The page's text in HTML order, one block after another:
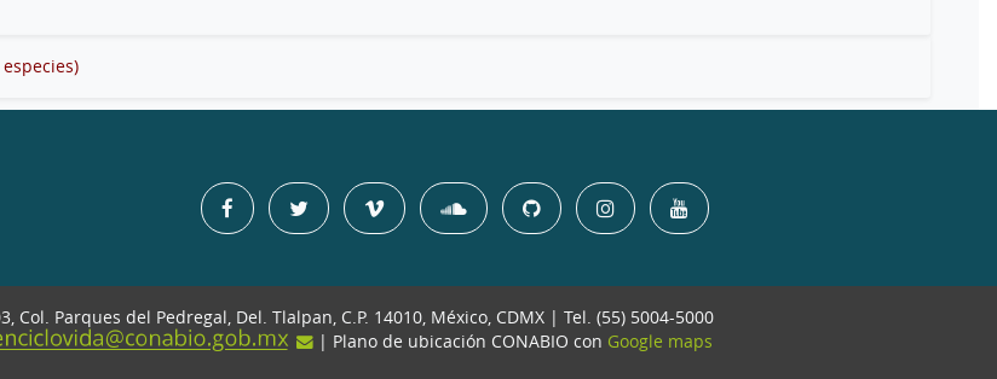
Col. Parques del Pedregal, Del. Tlalpan, C.P. 14010, México, CDMX | Tel. (55) 5004-5000
| Plano de ubicación CONABIO con Google maps